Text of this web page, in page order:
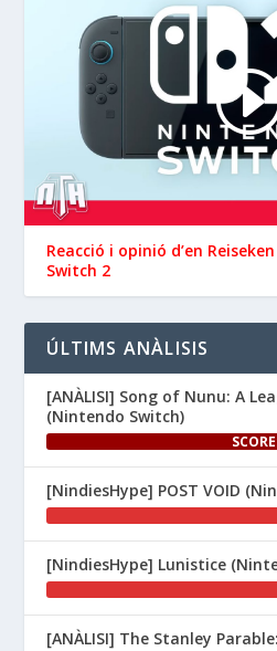
3
Nintenhype.Cat
1m
📅 Devil May Cry V,
Wanderstop, Citizen
i molt més, aquesta
la Nintendo eShop de
#NintendoSwitch2
#NintendoSwitch.
👉
1
Nintenhype.Cat
Reacció i opinió d’en
Switch 2
ÚLTIMS ANÀLISIS
[ANÀLISI] Song of Nunu: A
(Nintendo Switch)
[NindiesHype] POST VOID
[NindiesHype] Lunistice
[ANÀLISI] The Stanley